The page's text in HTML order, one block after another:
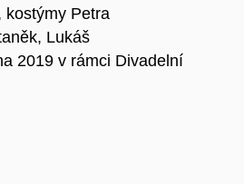
kostýmy Petra
Lukáš
2019 v rámci Divadelní